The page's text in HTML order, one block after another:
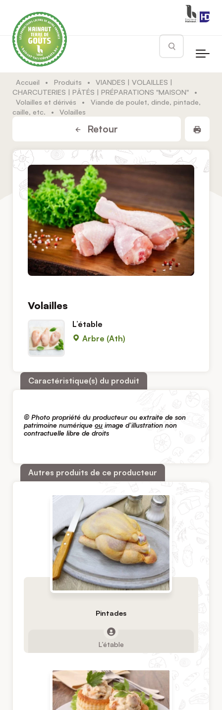
Rechercher
Accueil • Produits •
VIANDES | VOLAILLES |
CHARCUTERIES | PÂTÉS | PRÉPARATIONS "MAISON"
•
Volailles et dérivés
•
Viande de poulet, dinde, pintade,
caille, etc.
• Volailles
Retour
Volailles
L’étable
Arbre (Ath)
Caractéristique(s) du produit
©Photo propriété du producteur ou extraite de son
patrimoine numériqueou image d’illustration non
contractuelle libre de droits
Autres produits de ce producteur
Pintades
L’étable